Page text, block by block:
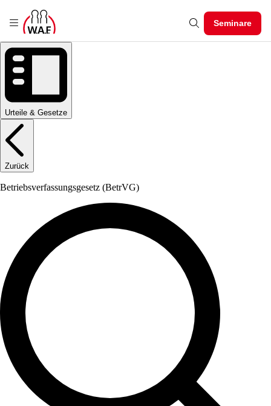
Seminare
Urteile & Gesetze
Zurück
Betriebsverfassungsgesetz (BetrVG)